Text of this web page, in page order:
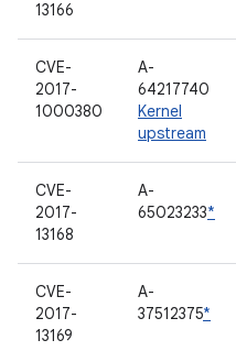
13166
CVE-
2017-
1000380
A-
64217740
Kernel
upstream
CVE-
2017-
13168
A-
65023233*
CVE-
2017-
13169
A-
37512375*